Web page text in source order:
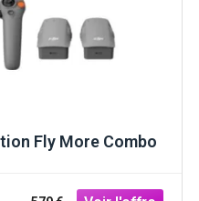
Fly More Combo